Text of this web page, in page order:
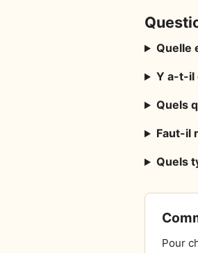
Quelle
Y a-t-il
Quels
Faut-il
Quels
Pour